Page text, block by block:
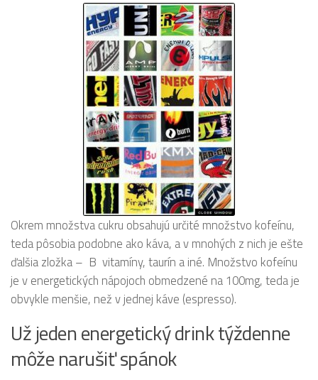
Okrem množstva cukru obsahujú určité množstvo kofeínu,
teda pôsobia podobne ako káva, a v mnohých z nich je ešte
ďalšia zložka – B vitamíny, taurín a iné. Množstvo kofeínu
je v energetických nápojoch obmedzené na 100mg, teda je
obvykle menšie, než v jednej káve (espresso).
Už jeden energetický drink týždenne
môže narušiť spánok